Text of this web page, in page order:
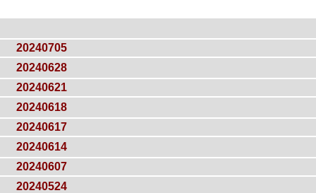
20240705
20240628
20240621
20240618
20240617
20240614
20240607
20240524